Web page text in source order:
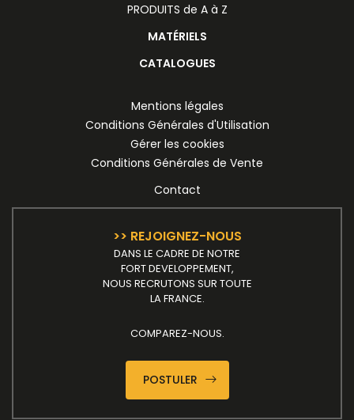
PRODUITS de A à Z
MATÉRIELS
CATALOGUES
Mentions légales
Conditions Générales d'Utilisation
Gérer les cookies
Conditions Générales de Vente
Contact
>> REJOIGNEZ-NOUS
DANS LE CADRE DE NOTRE
FORT DEVELOPPEMENT,
NOUS RECRUTONS SUR TOUTE
LA FRANCE.
COMPAREZ-NOUS.
POSTULER